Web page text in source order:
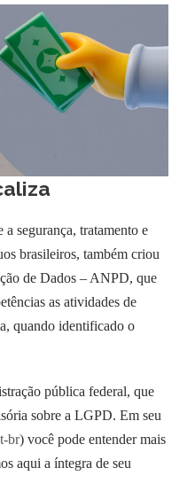
segurança, tratamento e
brasileiros, também criou
de Dados – ANPD, que
as atividades de
quando identificado o
pública federal, que
sobre a LGPD. Em seu
br) você pode entender mais
aqui a íntegra de seu